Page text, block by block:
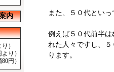
内
）
り）
円）
また、５０代とい
例えば５０代前半
れた人々ですし、
ります。